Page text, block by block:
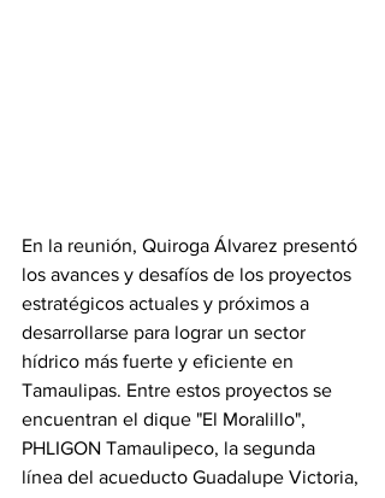
En la reunión, Quiroga Álvarez presentó
los avances y desafíos de los proyectos
estratégicos actuales y próximos a
desarrollarse para lograr un sector
hídrico más fuerte y eficiente en
Tamaulipas. Entre estos proyectos se
encuentran el dique "El Moralillo",
PHLIGON Tamaulipeco, la segunda
línea del acueducto Guadalupe Victoria,